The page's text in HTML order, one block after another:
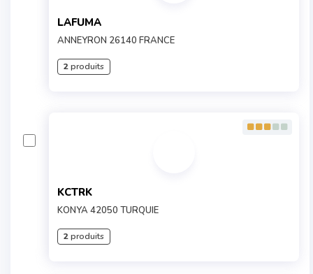
LAFUMA
ANNEYRON 26140 FRANCE
2produits
KCTRK
KONYA 42050 TURQUIE
2produits